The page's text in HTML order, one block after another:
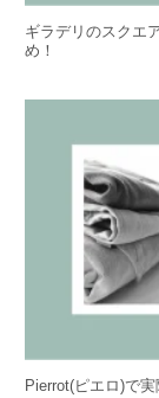
ギラデリのスクエ
め！
Pierrot(ピエロ)で